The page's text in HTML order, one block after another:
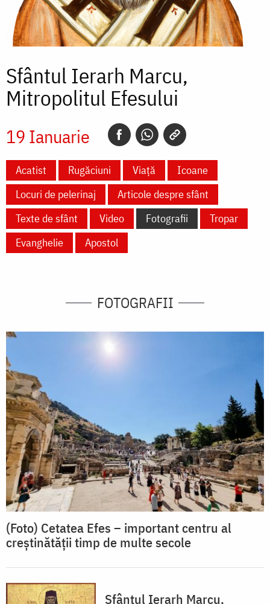
Sfântul Ierarh Marcu,
Mitropolitul Efesului
19 Ianuarie
Acatist Rugăciuni Viață
Icoane
Locuri de pelerinaj
Articole despre sfânt
Texte de sfânt
Video Fotografii
Tropar
Evanghelie
Apostol
FOTOGRAFII
(Foto) Cetatea Efes – important centru al
creștinătății timp de multe secole
Sfântul Ierarh Marcu,